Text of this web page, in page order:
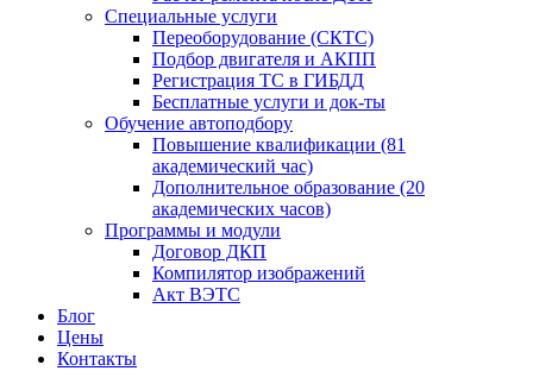
Специальные услуги
Переоборудование (СКТС)
Подбор двигателя и АКПП
Регистрация ТС в ГИБДД
Бесплатные услуги и док-ты
Обучение автоподбору
Повышение квалификации (81
академический час)
Дополнительное образование (20
академических часов)
Программы и модули
Договор ДКП
Компилятор изображений
Акт ВЭТС
Блог
Цены
Контакты